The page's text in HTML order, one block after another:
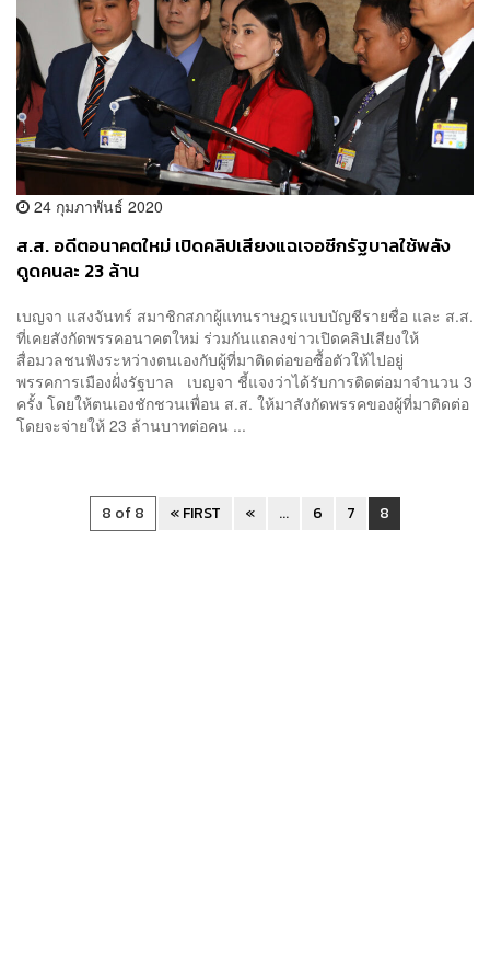
24 กุมภาพันธ์ 2020
ส.ส. อดีตอนาคตใหม่ เปิดคลิปเสียงแฉเจอซีกรัฐบาลใช้พลัง
ดูดคนละ 23 ล้าน
เบญจา แสงจันทร์ สมาชิกสภาผู้แทนราษฎรแบบบัญชีรายชื่อ และ ส.ส.
ที่เคยสังกัดพรรคอนาคตใหม่ ร่วมกันแถลงข่าวเปิดคลิปเสียงให้
สื่อมวลชนฟังระหว่างตนเองกับผู้ที่มาติดต่อขอซื้อตัวให้ไปอยู่
พรรคการเมืองฝั่งรัฐบาล เบญจา ชี้แจงว่าได้รับการติดต่อมาจำนวน 3
ครั้ง โดยให้ตนเองชักชวนเพื่อน ส.ส. ให้มาสังกัดพรรคของผู้ที่มาติดต่อ
โดยจะจ่ายให้ 23 ล้านบาทต่อคน ...
8 of 8 « FIRST « ... 6 7 8